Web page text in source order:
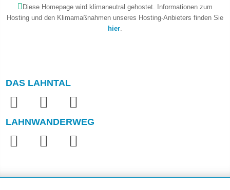
Diese Homepage wird klimaneutral gehostet. Informationen zum
Hosting und den Klimamaßnahmen unseres Hosting-Anbieters finden Sie
hier
DAS LAHNTAL
LAHNWANDERWEG